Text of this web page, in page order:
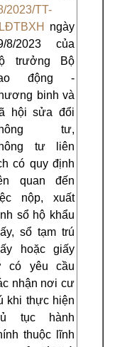
2023/TT-
ngày
8/2023 của
trưởng Bộ
động -
binh và
hội sửa đổi
tư,
tư liên
có quy định
quan đến
nộp, xuất
sổ hộ khẩu
sổ tạm trú
hoặc giấy
có yêu cầu
nhận nơi cư
khi thực hiện
tục hành
thuộc lĩnh